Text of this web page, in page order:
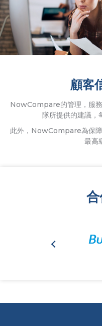
顧客
NowCompare的管理，服務
隊所提供的建議，
此外，NowCompare為保障
最高